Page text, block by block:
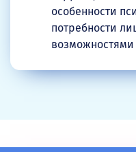
особенности
потребности
возможностями